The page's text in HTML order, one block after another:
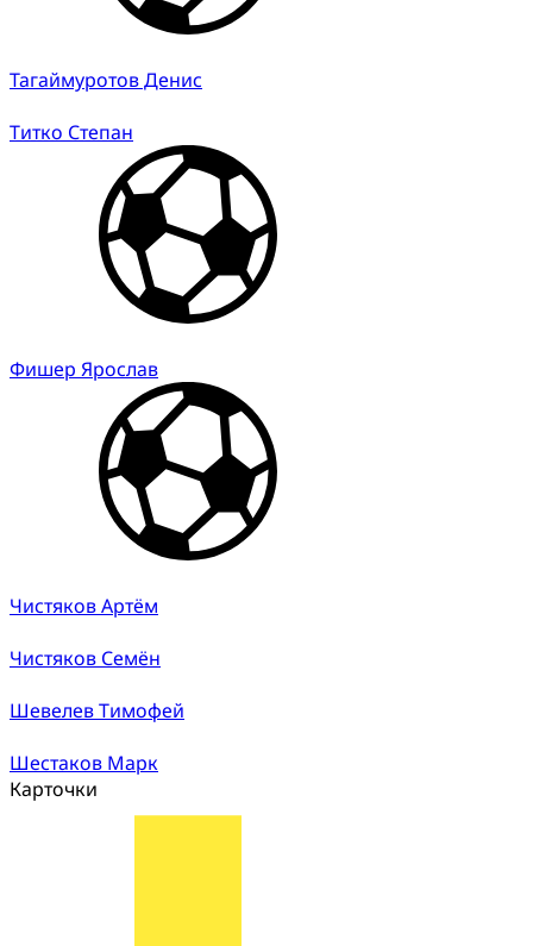
Тагаймуротов Денис
Титко Степан
Фишер Ярослав
Чистяков Артём
Чистяков Семён
Шевелев Тимофей
Шестаков Марк
Карточки